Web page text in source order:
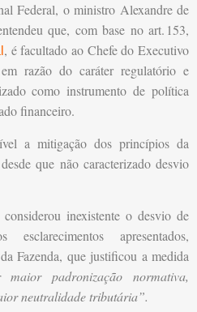
Federal, o ministro Alexandre de
que, com base no art. 153,
, é facultado ao Chefe do Executivo
razão do caráter regulatório e
como instrumento de política
financeiro.
a mitigação dos princípios da
que não caracterizado desvio
inexistente o desvio de
apresentados,
Fazenda, que justificou a medida
maior padronização normativa,
neutralidade tributária”.